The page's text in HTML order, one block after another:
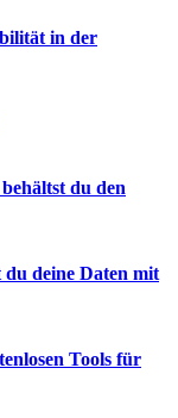
in der
du den
deine Daten mit
Tools für